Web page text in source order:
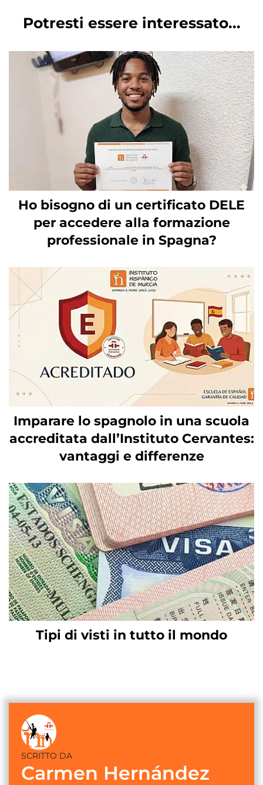
Potresti essere interessato...
Ho bisogno di un certificato DELE
per accedere alla formazione
professionale in Spagna?
Imparare lo spagnolo in una scuola
accreditata dall’Instituto Cervantes:
vantaggi e differenze
Tipi di visti in tutto il mondo
SCRITTO DA
Carmen Hernández